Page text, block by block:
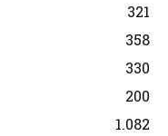
321
358
330
200
1.082